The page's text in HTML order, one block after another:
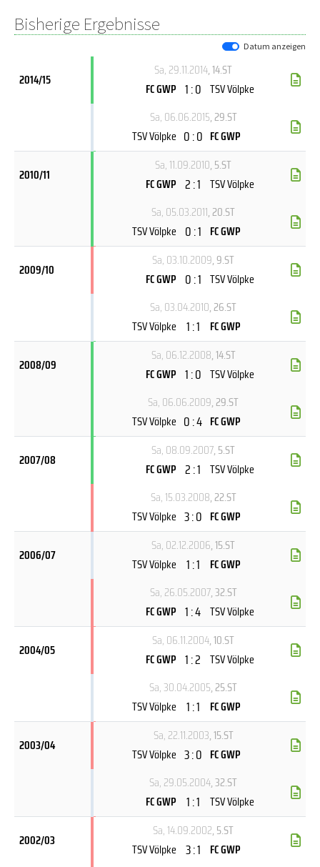
Bisherige Ergebnisse
Datum anzeigen
2014/15
Sa, 29.11.2014, 14.ST
FC GWP 1 : 0 TSV Völpke
Sa, 06.06.2015, 29.ST
TSV Völpke 0 : 0 FC GWP
2010/11
Sa, 11.09.2010, 5.ST
FC GWP 2 : 1 TSV Völpke
Sa, 05.03.2011, 20.ST
TSV Völpke 0 : 1 FC GWP
2009/10
Sa, 03.10.2009, 9.ST
FC GWP 0 : 1 TSV Völpke
Sa, 03.04.2010, 26.ST
TSV Völpke 1 : 1 FC GWP
2008/09
Sa, 06.12.2008, 14.ST
FC GWP 1 : 0 TSV Völpke
Sa, 06.06.2009, 29.ST
TSV Völpke 0 : 4 FC GWP
2007/08
Sa, 08.09.2007, 5.ST
FC GWP 2 : 1 TSV Völpke
Sa, 15.03.2008, 22.ST
TSV Völpke 3 : 0 FC GWP
2006/07
Sa, 02.12.2006, 15.ST
TSV Völpke 1 : 1
FC GWP
Sa, 26.05.2007, 32.ST
FC GWP 1 : 4 TSV Völpke
2004/05
Sa, 06.11.2004, 10.ST
FC GWP 1 : 2 TSV Völpke
Sa, 30.04.2005, 25.ST
TSV Völpke 1 : 1 FC GWP
2003/04
Sa, 22.11.2003, 15.ST
TSV Völpke 3 : 0 FC GWP
Sa, 29.05.2004, 32.ST
FC GWP 1 : 1 TSV Völpke
2002/03
Sa, 14.09.2002, 5.ST
TSV Völpke 3 : 1 FC GWP